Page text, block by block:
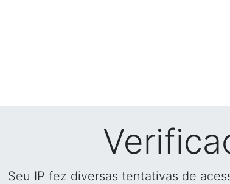
Seu IP fez diversas tentativas de